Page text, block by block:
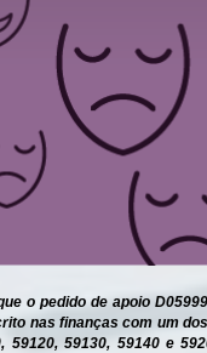
o pedido de apoio
nas finanças com um
59120, 59130, 59140 e